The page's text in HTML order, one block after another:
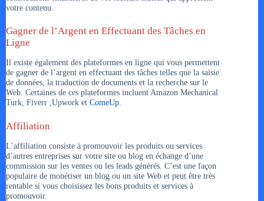
votre contenu.
Gagner de l’Argent en Effectuant des Tâches en
Ligne
Il existe également des plateformes en ligne qui vous permettent
de gagner de l’argent en effectuant des tâches telles que la saisie
de données, la traduction de documents et la recherche sur le
Web. Certaines de ces plateformes incluent Amazon Mechanical
Turk, Fiverr ,Upwork et ComeUp.
Affiliation
L’affiliation consiste à promouvoir les produits ou services
d’autres entreprises sur votre site ou blog en échange d’une
commission sur les ventes ou les leads générés. C’est une façon
populaire de monétiser un blog ou un site Web et peut être très
rentable si vous choisissez les bons produits et services à
promouvoir.